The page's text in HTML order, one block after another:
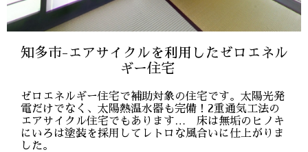
知多市-エアサイクルを利用したゼロエネル
ギー住宅
ゼロエネルギー住宅で補助対象の住宅です。太陽光発
電だけでなく、太陽熱温水器も完備！2重通気工法の
エアサイクル住宅でもあります… 床は無垢のヒノキ
にいろは塗装を採用してレトロな風合いに仕上がりま
した。